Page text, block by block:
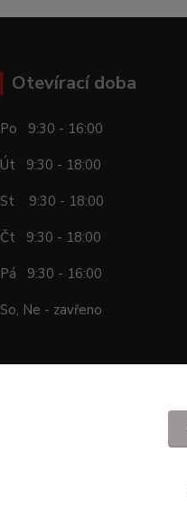
Otevírací doba
Po 9:30 - 16:00
Út 9:30 - 18:00
St 9:30 - 18:00
Čt 9:30 - 18:00
Pá 9:30 - 16:00
So, Ne - zavřeno